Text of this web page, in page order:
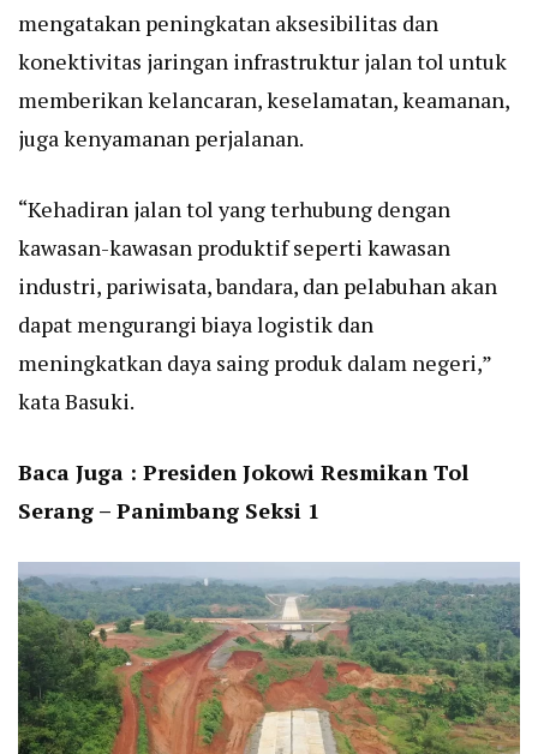
mengatakan peningkatan aksesibilitas dan
konektivitas jaringan infrastruktur jalan tol untuk
memberikan kelancaran, keselamatan, keamanan,
juga kenyamanan perjalanan.
“Kehadiran jalan tol yang terhubung dengan
kawasan-kawasan produktif seperti kawasan
industri, pariwisata, bandara, dan pelabuhan akan
dapat mengurangi biaya logistik dan
meningkatkan daya saing produk dalam negeri,”
kata Basuki.
Baca Juga : Presiden Jokowi Resmikan Tol
Serang – Panimbang Seksi 1